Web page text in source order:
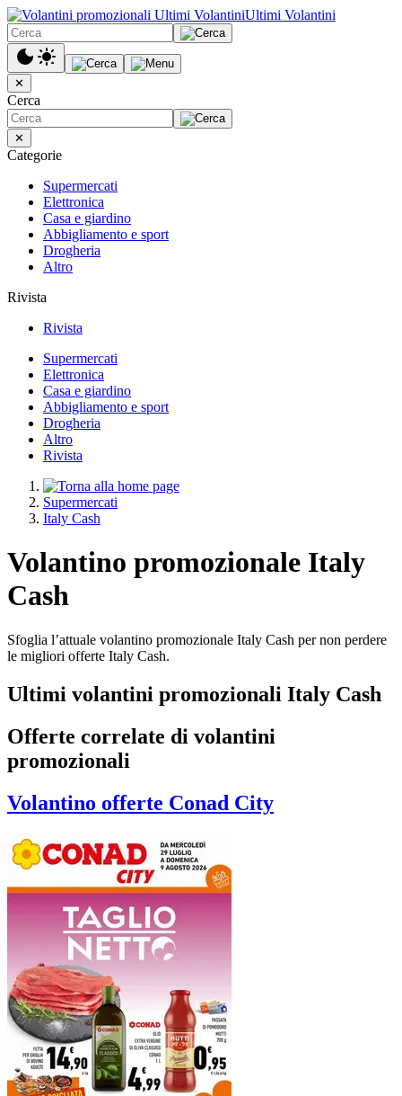
Ultimi Volantini
✕
Cerca
✕
Categorie
Supermercati
Elettronica
Casa e giardino
Abbigliamento e sport
Drogheria
Altro
Rivista
Rivista
Supermercati
Elettronica
Casa e giardino
Abbigliamento e sport
Drogheria
Altro
Rivista
Supermercati
Italy Cash
Volantino promozionale Italy
Cash
Sfoglia l’attuale volantino promozionale Italy Cash per non perdere
le migliori offerte Italy Cash.
Ultimi volantini promozionali Italy Cash
Offerte correlate di volantini
promozionali
Volantino offerte Conad City